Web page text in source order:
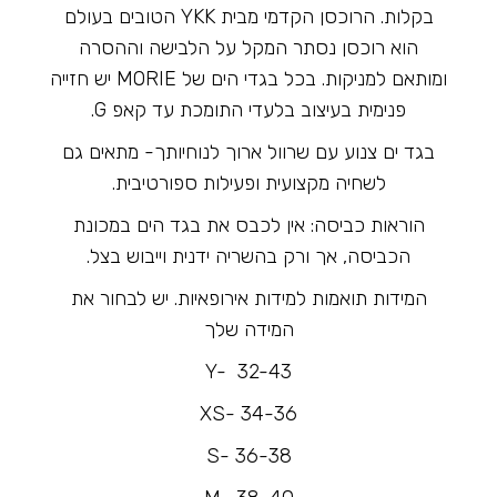
בקלות. הרוכסן הקדמי מבית YKK הטובים בעולם
הוא רוכסן נסתר המקל על הלבישה וההסרה
ומותאם למניקות. בכל בגדי הים של MORIE יש חזייה
פנימית בעיצוב בלעדי התומכת עד קאפ G.
בגד ים צנוע עם שרוול ארוך לנוחיותך- מתאים גם
לשחיה מקצועית ופעילות ספורטיבית.
הוראות כביסה: אין לכבס את בגד הים במכונת
הכביסה, אך ורק בהשריה ידנית וייבוש בצל.
המידות תואמות למידות אירופאיות. יש לבחור את
המידה שלך
Y- 32-43
XS- 34-36
S- 36-38